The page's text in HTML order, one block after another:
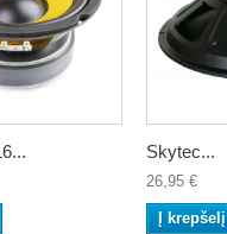
Skytec...
26,95 €
Į krepšelį